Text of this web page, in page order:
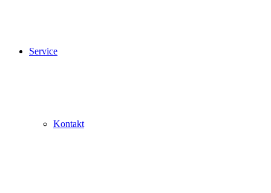
Service
Kontakt